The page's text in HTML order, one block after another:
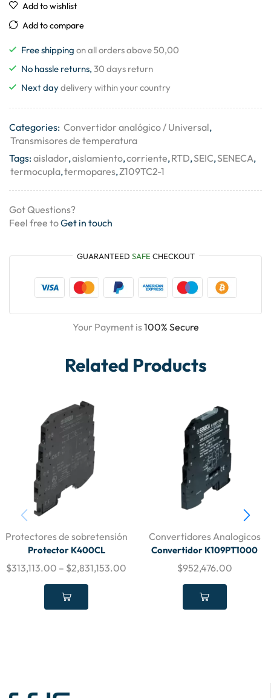
Add to wishlist
Add to compare
Free shipping on all orders above 50,00
No hassle returns, 30 days return
Next daydelivery within your country
Categories: Convertidor analógico / Universal,
Transmisores de temperatura
Tags:aislador,aislamiento,corriente,RTD,SEIC,SENECA,
termocupla,termopares,Z109TC2-1
Got Questions?
Feel free toGet in touch
GUARANTEED SAFE CHECKOUT
Your Payment is100% Secure
Related Products
Protectores de sobretensión
Protector K400CL
$313,113.00 – $2,831,153.00
Convertidores Analogicos
Convertidor K109PT1000
$952,476.00